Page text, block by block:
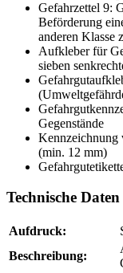
Gefahrzettel 9:
Beförderung
anderen Klasse
Aufkleber für
sieben
Gegenstände
Kennzeichnung
(min. 12 mm)
Technische Daten
Aufdruck:
Beschreibung: